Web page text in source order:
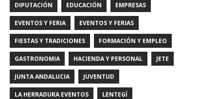
DIPUTACIÓN EDUCACIÓN EMPRESAS
EVENTOS Y FERIA EVENTOS Y FERIAS
FIESTAS Y TRADICIONES FORMACIÓN Y EMPLEO
GASTRONOMIA HACIENDA Y PERSONAL JETE
JUNTA ANDALUCIA JUVENTUD
LA HERRADURA EVENTOS LENTEGÍ